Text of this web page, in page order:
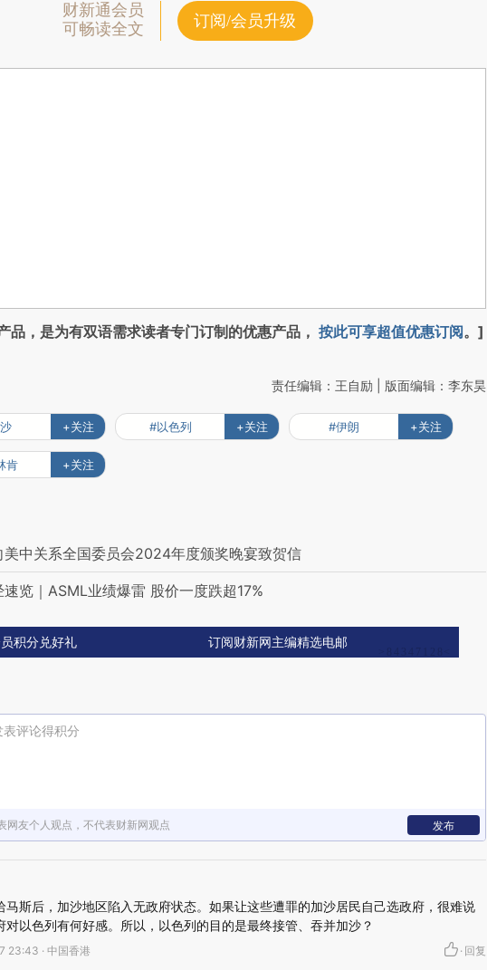
财新通会员
可畅读全文
订阅/会员升级
品，是为有双语需求读者专门订制的优惠产品， 按此可享超值优惠订阅。]
责任编辑：王自励 | 版面编辑：李东昊
+关注 #以色列 +关注 #伊朗 +关注
肯 +关注
美中关系全国委员会2024年度颁奖晚宴致贺信
览｜ASML业绩爆雷 股价一度跌超17%
积分兑好礼 订阅财新网主编精选电邮
表评论得积分
网友个人观点，不代表财新网观点 发布
马斯后，加沙地区陷入无政府状态。如果让这些遭罪的加沙居民自己选政府，很难说
对以色列有何好感。所以，以色列的目的是最终接管、吞并加沙？
23:43 · 中国香港 · 回复